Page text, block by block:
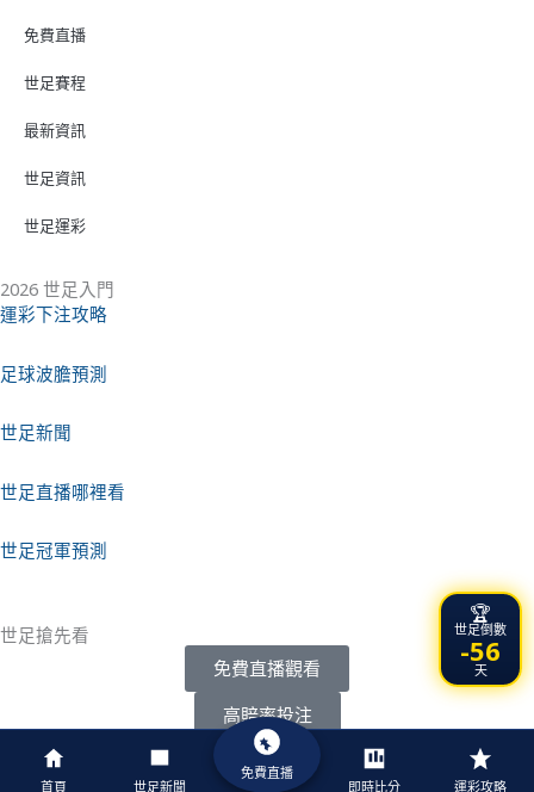
免費直播
世足賽程
最新資訊
世足資訊
世足運彩
2026 世足入門
運彩下注攻略
足球波膽預測
世足新聞
世足直播哪裡看
世足冠軍預測
世足搶先看
免費直播觀看
高賠率投注
© 2026 世足球報網 | 全球足球資訊平台
首頁 世足新聞
免費直播
即時比分
運彩攻略
🏆
世足倒數
-56
天